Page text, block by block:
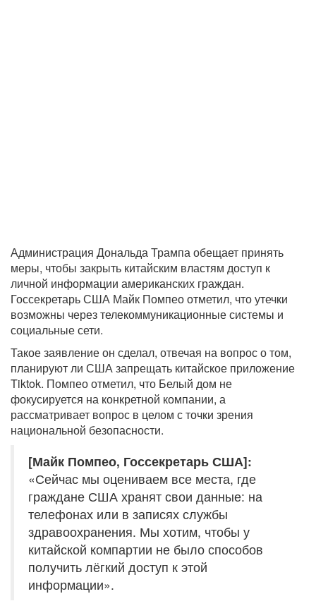
Администрация Дональда Трампа обещает принять
меры, чтобы закрыть китайским властям доступ к
личной информации американских граждан.
Госсекретарь США Майк Помпео отметил, что утечки
возможны через телекоммуникационные системы и
социальные сети.
Такое заявление он сделал, отвечая на вопрос о том,
планируют ли США запрещать китайское приложение
Tiktok. Помпео отметил, что Белый дом не
фокусируется на конкретной компании, а
рассматривает вопрос в целом с точки зрения
национальной безопасности.
[Майк Помпео, Госсекретарь США]:
«Сейчас мы оцениваем все места, где
граждане США хранят свои данные: на
телефонах или в записях службы
здравоохранения. Мы хотим, чтобы у
китайской компартии не было способов
получить лёгкий доступ к этой
информации».